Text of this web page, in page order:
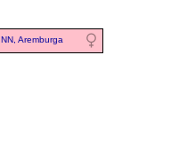
NN, Aremburga